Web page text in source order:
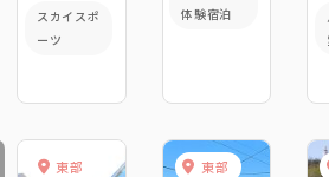
スカイスポ
ーツ
体験宿泊
東部 東部